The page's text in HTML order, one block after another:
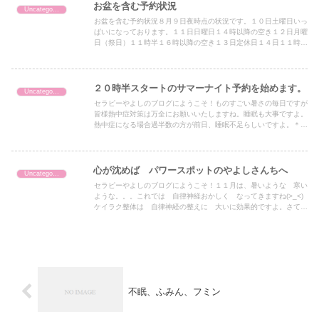
Uncategorized お盆を含む予約状況
お盆を含む予約状況８月９日夜時点の状況です。１０日土曜日いっ
ぱいになっております。１１日日曜日１４時以降の空き１２日月曜
日（祭日）１１時半１６時以降の空き１３日定休日１４日１１時半
Uncategorized ２０時半スタートのサマーナイト予約を始めます。
セラピーやよしのブログにようこそ！ものすごい暑さの毎日ですが
皆様熱中症対策は万全にお願いいたしますね。睡眠も大事ですよ。
熱中症になる場合過半数の方が前日、睡眠不足らしいですよ。＊＊
Uncategorized 心が沈めば パワースポットのやよしさんちへ
セラピーやよしのブログにようこそ！１１月は、暑いような 寒い
ような。。。これでは 自律神経おかしく なってきますね(>_<)
ケイラク整体は 自律神経の整えに 大いに効果的ですよ。さて、
不眠、ふみん、フミン